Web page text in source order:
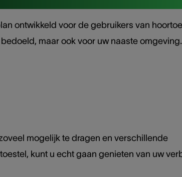
ontwikkeld voor de gebruikers van
maar ook voor uw naaste
mogelijk te dragen en verschillende
kunt u echt gaan genieten van uw